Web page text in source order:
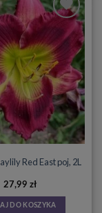
Red East poj, 2L
27,99 zł
DO KOSZYKA